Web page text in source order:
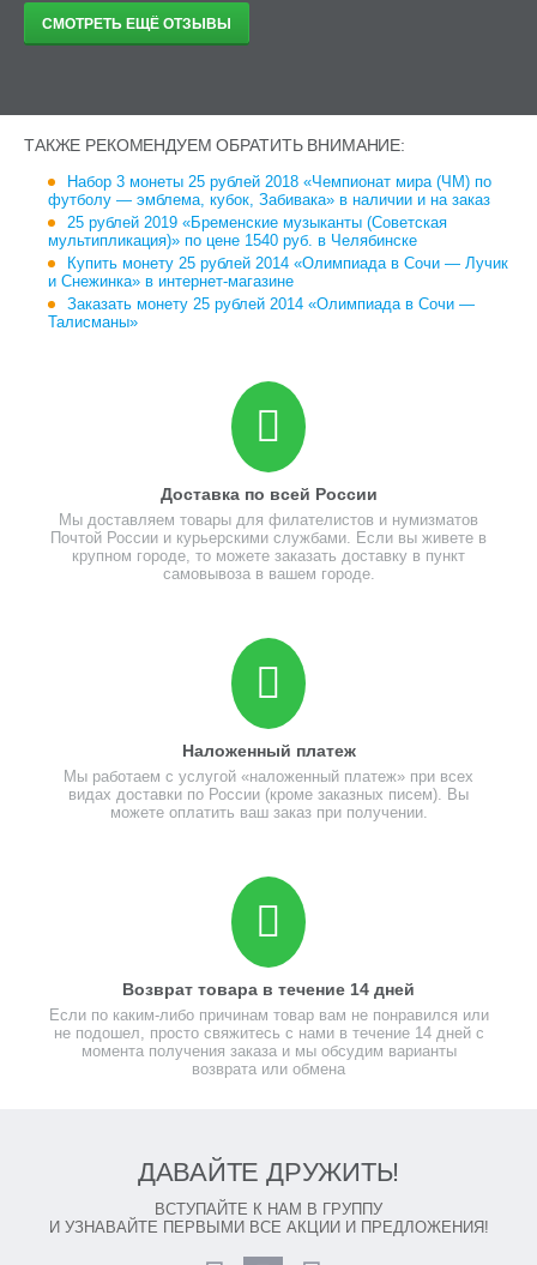
СМОТРЕТЬ ЕЩЁ ОТЗЫВЫ
ТАКЖЕ РЕКОМЕНДУЕМ ОБРАТИТЬ ВНИМАНИЕ:
Набор 3 монеты 25 рублей 2018 «Чемпионат мира (ЧМ) по
футболу — эмблема, кубок, Забивака» в наличии и на заказ
25 рублей 2019 «Бременские музыканты (Советская
мультипликация)» по цене 1540 руб. в Челябинске
Купить монету 25 рублей 2014 «Олимпиада в Сочи — Лучик
и Снежинка» в интернет-магазине
Заказать монету 25 рублей 2014 «Олимпиада в Сочи —
Талисманы»
Доставка по всей России
Мы доставляем товары для филателистов и нумизматов
Почтой России и курьерскими службами. Если вы живете в
крупном городе, то можете заказать доставку в пункт
самовывоза в вашем городе.
Наложенный платеж
Мы работаем с услугой «наложенный платеж» при всех
видах доставки по России (кроме заказных писем). Вы
можете оплатить ваш заказ при получении.
Возврат товара в течение 14 дней
Если по каким-либо причинам товар вам не понравился или
не подошел, просто свяжитесь с нами в течение 14 дней с
момента получения заказа и мы обсудим варианты
возврата или обмена
ДАВАЙТЕ ДРУЖИТЬ!
ВСТУПАЙТЕ К НАМ В ГРУППУ
И УЗНАВАЙТЕ ПЕРВЫМИ ВСЕ АКЦИИ И ПРЕДЛОЖЕНИЯ!